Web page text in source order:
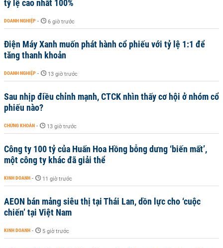
tỷ lệ cao nhất 100%
DOANH NGHIỆP - 6 giờ trước
Điện Máy Xanh muốn phát hành cổ phiếu với tỷ lệ 1:1 để
tăng thanh khoản
DOANH NGHIỆP - 13 giờ trước
Sau nhịp điều chỉnh mạnh, CTCK nhìn thấy cơ hội ở nhóm cổ
phiếu nào?
CHỨNG KHOÁN - 13 giờ trước
Công ty 100 tỷ của Huấn Hoa Hồng bỗng dưng ‘biến mất’,
một công ty khác đã giải thể
KINH DOANH - 11 giờ trước
AEON bán mảng siêu thị tại Thái Lan, dồn lực cho ‘cuộc
chiến’ tại Việt Nam
KINH DOANH - 5 giờ trước